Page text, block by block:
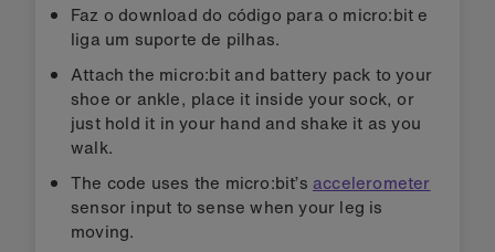
Faz o download do código para o micro:bit e
liga um suporte de pilhas.
Attach the micro:bit and battery pack to your
shoe or ankle, place it inside your sock, or
just hold it in your hand and shake it as you
walk.
The code uses the micro:bit’s accelerometer
sensor input to sense when your leg is
moving.